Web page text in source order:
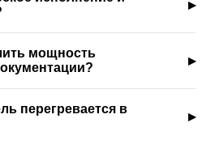
мощность
перегревается в